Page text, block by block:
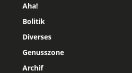
Aha!
Bolitik
Diverses
Genusszone
Archif